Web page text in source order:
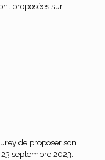
proposées sur
de proposer son
septembre 2023.